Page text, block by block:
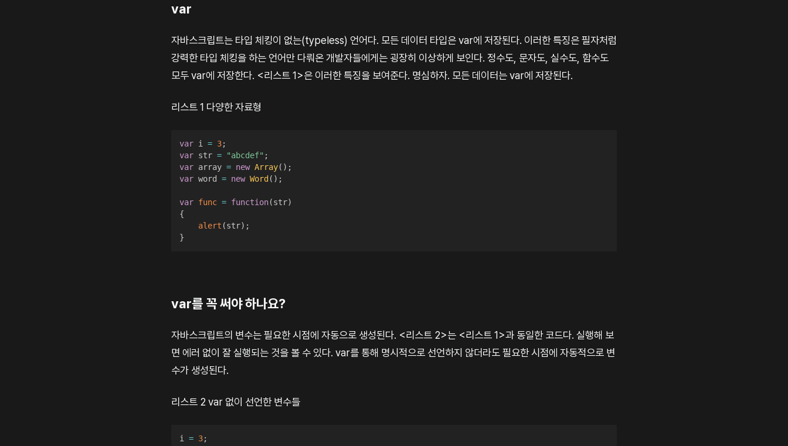
var
자바스크립트는 타입 체킹이 없는(typeless) 언어다. 모든 데이터 타입은 var에 저장된다. 이러한 특징은 필자처럼
강력한 타입 체킹을 하는 언어만 다뤄온 개발자들에게는 굉장히 이상하게 보인다. 정수도, 문자도, 실수도, 함수도
모두 var에 저장한다. <리스트 1>은 이러한 특징을 보여준다. 명심하자. 모든 데이터는 var에 저장된다.
리스트 1 다양한 자료형
var i = 3;
var str = "abcdef" ;
var array = new Array( ) ;
var word = new Word ( ) ;
var func = function(str)
{
alert (str) ;
}
var를 꼭 써야 하나요?
자바스크립트의 변수는 필요한 시점에 자동으로 생성된다. <리스트 2>는 <리스트 1>과 동일한 코드다. 실행해 보
면 에러 없이 잘 실행되는 것을 볼 수 있다. var를 통해 명시적으로 선언하지 않더라도 필요한 시점에 자동적으로 변
수가 생성된다.
리스트 2 var 없이 선언한 변수들
i = 3;